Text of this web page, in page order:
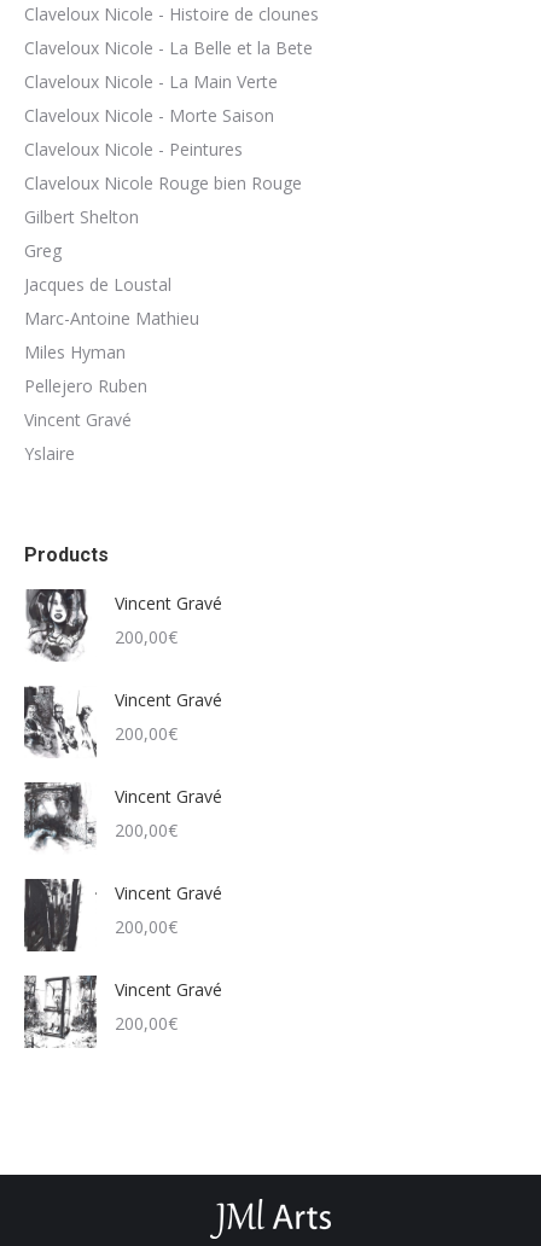
Claveloux Nicole - Histoire de clounes
Claveloux Nicole - La Belle et la Bete
Claveloux Nicole - La Main Verte
Claveloux Nicole - Morte Saison
Claveloux Nicole - Peintures
Claveloux Nicole Rouge bien Rouge
Gilbert Shelton
Greg
Jacques de Loustal
Marc-Antoine Mathieu
Miles Hyman
Pellejero Ruben
Vincent Gravé
Yslaire
Products
Vincent Gravé
200,00€
Vincent Gravé
200,00€
Vincent Gravé
200,00€
Vincent Gravé
200,00€
Vincent Gravé
200,00€